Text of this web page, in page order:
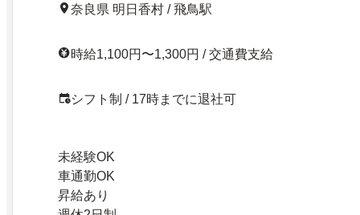
奈良県 明日香村 / 飛鳥駅
時給1,100円〜1,300円 / 交通費支給
シフト制 / 17時までに退社可
未経験OK
車通勤OK
昇給あり